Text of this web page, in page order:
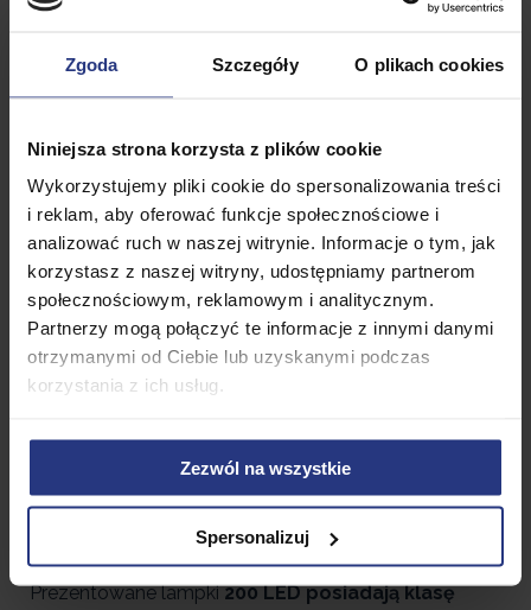
Zgoda Szczegóły O plikach cookies
Niniejsza strona korzysta z plików cookie
Wykorzystujemy pliki cookie do spersonalizowania treści
i reklam, aby oferować funkcje społecznościowe i
analizować ruch w naszej witrynie. Informacje o tym, jak
korzystasz z naszej witryny, udostępniamy partnerom
społecznościowym, reklamowym i analitycznym.
Partnerzy mogą połączyć te informacje z innymi danymi
otrzymanymi od Ciebie lub uzyskanymi podczas
korzystania z ich usług.
Zezwól na wszystkie
Spersonalizuj
CHRISTMAS©
BIAŁY CIEPŁY z dodatkowym gniazdem od EUROHIT
Christmas©.Zestaw został wykonany z wysokiej
jakości przewodów odpornych na warunki
atmosferyczne !
Zadbaj o świąteczny nastrój w swoim domu
dekorując go z EUROHIT Christmas©. Rodzinna
atmosfera nabierze barw z naszymi ozdobami, a
wieczór będzie pełny blasku w wymarzonych
kolorach.
Nasze produkty są bezpieczne i posiadają szerokie
zastosowanie. Mogą stanowić klasyczną dekorację
choinki, barierek czy parapetów. Są także świetnym
Prezentowane lampki200 LED posiadają klasę